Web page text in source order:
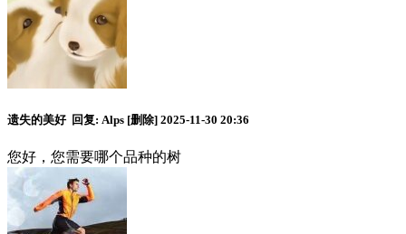
遗失的美好 回复: Alps [删除] 2025-11-30 20:36
您好，您需要哪个品种的树